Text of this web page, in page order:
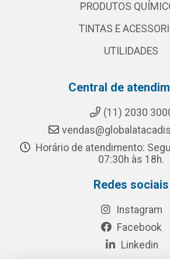
PRODUTOS
TINTAS E
UTILIDADES
Central de
(11) 2030
Horário de atendimento:
07:30h às 18h.
Redes sociais
Instagram
Facebook
Linkedin